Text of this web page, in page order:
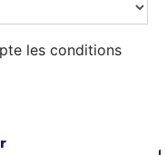
les conditions